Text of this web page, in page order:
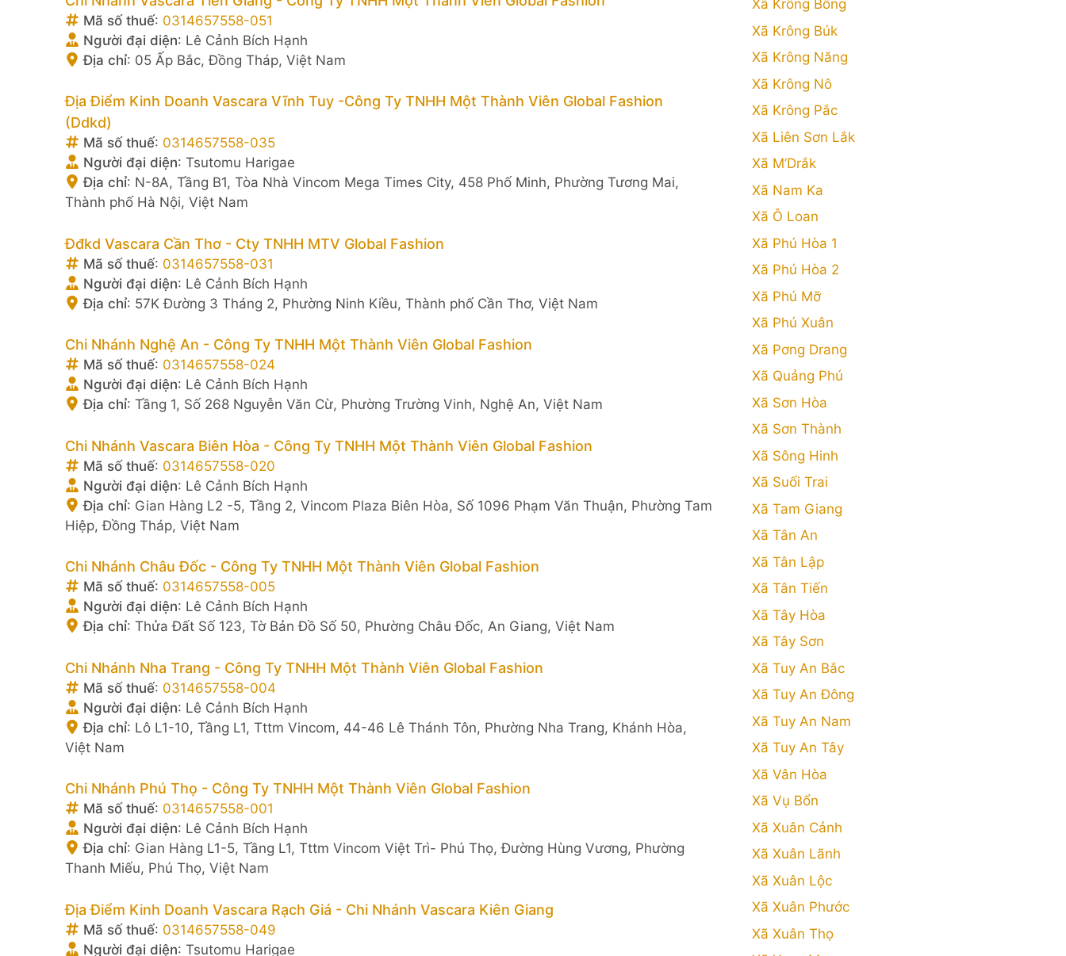
Mã số thuế: 0314657558-051
Người đại diện: Lê Cảnh Bích Hạnh
Địa chỉ: 05 Ấp Bắc, Đồng Tháp, Việt Nam
Địa Điểm Kinh Doanh Vascara Vĩnh Tuy -Công Ty TNHH Một Thành Viên Global Fashion
(Ddkd)
Mã số thuế: 0314657558-035
Người đại diện: Tsutomu Harigae
Địa chỉ: N-8A, Tầng B1, Tòa Nhà Vincom Mega Times City, 458 Phố Minh, Phường Tương Mai,
Thành phố Hà Nội, Việt Nam
Đđkd Vascara Cần Thơ - Cty TNHH MTV Global Fashion
Mã số thuế: 0314657558-031
Người đại diện: Lê Cảnh Bích Hạnh
Địa chỉ: 57K Đường 3 Tháng 2, Phường Ninh Kiều, Thành phố Cần Thơ, Việt Nam
Chi Nhánh Nghệ An - Công Ty TNHH Một Thành Viên Global Fashion
Mã số thuế: 0314657558-024
Người đại diện: Lê Cảnh Bích Hạnh
Địa chỉ: Tầng 1, Số 268 Nguyễn Văn Cừ, Phường Trường Vinh, Nghệ An, Việt Nam
Chi Nhánh Vascara Biên Hòa - Công Ty TNHH Một Thành Viên Global Fashion
Mã số thuế: 0314657558-020
Người đại diện: Lê Cảnh Bích Hạnh
Địa chỉ: Gian Hàng L2 -5, Tầng 2, Vincom Plaza Biên Hòa, Số 1096 Phạm Văn Thuận, Phường Tam
Hiệp, Đồng Tháp, Việt Nam
Chi Nhánh Châu Đốc - Công Ty TNHH Một Thành Viên Global Fashion
Mã số thuế: 0314657558-005
Người đại diện: Lê Cảnh Bích Hạnh
Địa chỉ: Thửa Đất Số 123, Tờ Bản Đồ Số 50, Phường Châu Đốc, An Giang, Việt Nam
Chi Nhánh Nha Trang - Công Ty TNHH Một Thành Viên Global Fashion
Mã số thuế: 0314657558-004
Người đại diện: Lê Cảnh Bích Hạnh
Địa chỉ: Lô L1-10, Tầng L1, Tttm Vincom, 44-46 Lê Thánh Tôn, Phường Nha Trang, Khánh Hòa,
Việt Nam
Chi Nhánh Phú Thọ - Công Ty TNHH Một Thành Viên Global Fashion
Mã số thuế: 0314657558-001
Người đại diện: Lê Cảnh Bích Hạnh
Địa chỉ: Gian Hàng L1-5, Tầng L1, Tttm Vincom Việt Trì- Phú Thọ, Đường Hùng Vương, Phường
Thanh Miếu, Phú Thọ, Việt Nam
Địa Điểm Kinh Doanh Vascara Rạch Giá - Chi Nhánh Vascara Kiên Giang
Mã số thuế: 0314657558-049
Người đại diện: Tsutomu Harigae
Xã Krông Bông
Xã Krông Búk
Xã Krông Năng
Xã Krông Nô
Xã Krông Pắc
Xã Liên Sơn Lắk
Xã M’Drắk
Xã Nam Ka
Xã Ô Loan
Xã Phú Hòa 1
Xã Phú Hòa 2
Xã Phú Mỡ
Xã Phú Xuân
Xã Pơng Drang
Xã Quảng Phú
Xã Sơn Hòa
Xã Sơn Thành
Xã Sông Hinh
Xã Suối Trai
Xã Tam Giang
Xã Tân An
Xã Tân Lập
Xã Tân Tiến
Xã Tây Hòa
Xã Tây Sơn
Xã Tuy An Bắc
Xã Tuy An Đông
Xã Tuy An Nam
Xã Tuy An Tây
Xã Vân Hòa
Xã Vụ Bổn
Xã Xuân Cảnh
Xã Xuân Lãnh
Xã Xuân Lộc
Xã Xuân Phước
Xã Xuân Thọ